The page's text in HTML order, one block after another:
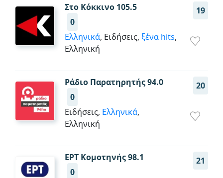
Στο Κόκκινο 105.5
19
0
Ελληνικά, Ειδήσεις, ξένα hits,
Ελληνική
Ράδιο Παρατηρητής 94.0
20
0
Ειδήσεις, Ελληνικά,
Ελληνική
ΕΡΤ Κομοτηνής 98.1
21
0